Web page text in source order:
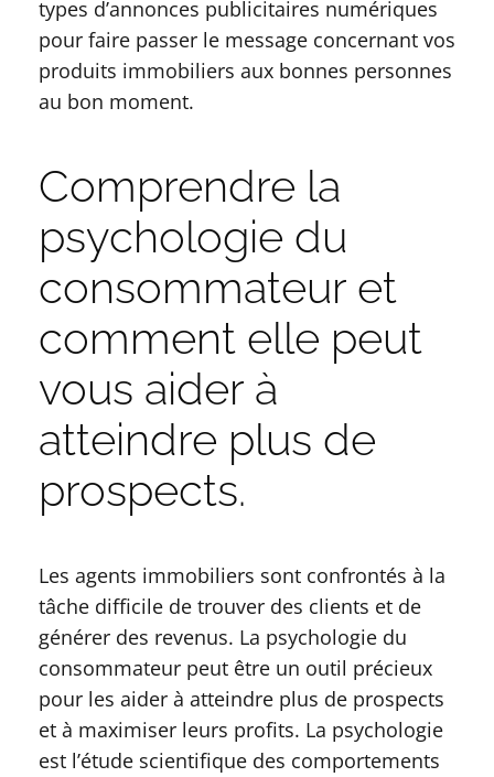
types d’annonces publicitaires numériques
pour faire passer le message concernant vos
produits immobiliers aux bonnes personnes
au bon moment.
Comprendre la
psychologie du
consommateur et
comment elle peut
vous aider à
atteindre plus de
prospects.
Les agents immobiliers sont confrontés à la
tâche difficile de trouver des clients et de
générer des revenus. La psychologie du
consommateur peut être un outil précieux
pour les aider à atteindre plus de prospects
et à maximiser leurs profits. La psychologie
est l’étude scientifique des comportements